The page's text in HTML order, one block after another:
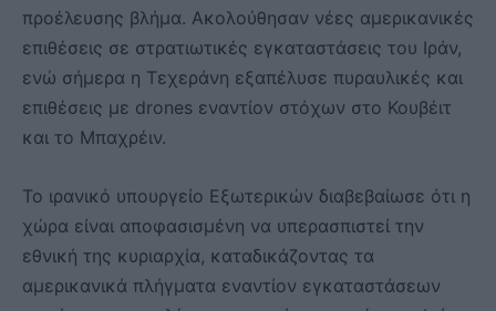
προέλευσης βλήμα. Ακολούθησαν νέες αμερικανικές
επιθέσεις σε στρατιωτικές εγκαταστάσεις του Ιράν,
ενώ σήμερα η Τεχεράνη εξαπέλυσε πυραυλικές και
επιθέσεις με drones εναντίον στόχων στο Κουβέιτ
και το Μπαχρέιν.
Το ιρανικό υπουργείο Εξωτερικών διαβεβαίωσε ότι η
χώρα είναι αποφασισμένη να υπερασπιστεί την
εθνική της κυριαρχία, καταδικάζοντας τα
αμερικανικά πλήγματα εναντίον εγκαταστάσεων